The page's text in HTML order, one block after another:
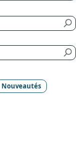
Nouveautés